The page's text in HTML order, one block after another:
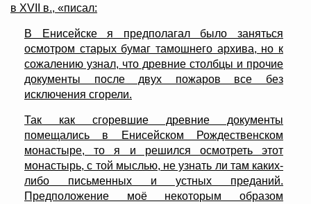
в XVII в., «писал:
В Енисейске я предполагал было заняться
осмотром старых бумаг тамошнего архива, но к
сожалению узнал, что древние столбцы и прочие
документы после двух пожаров все без
исключения сгорели.
Так как сгоревшие древние документы
помещались в Енисейском Рождественском
монастыре, то я и решился осмотреть этот
монастырь, с той мыслью, не узнать ли там каких-
либо письменных и устных преданий.
Предположение моё некоторым образом